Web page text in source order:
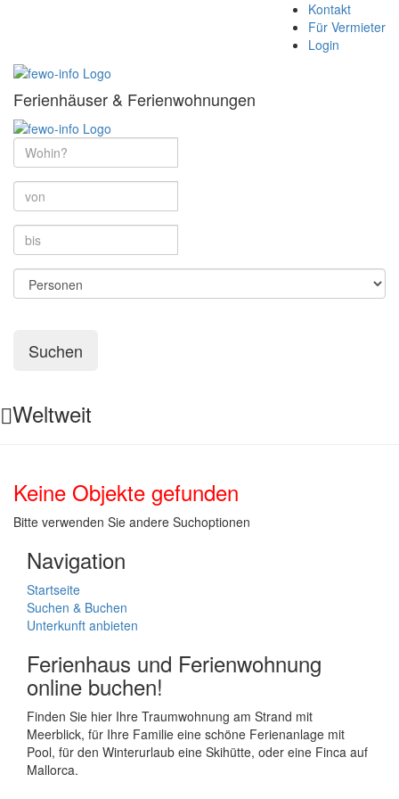
Kontakt
Für Vermieter
Login
Ferienhäuser & Ferienwohnungen
Suchen
Weltweit
Keine Objekte gefunden
Bitte verwenden Sie andere Suchoptionen
Navigation
Startseite
Suchen & Buchen
Unterkunft anbieten
Ferienhaus und Ferienwohnung
online buchen!
Finden Sie hier Ihre Traumwohnung am Strand mit
Meerblick, für Ihre Familie eine schöne Ferienanlage mit
Pool, für den Winterurlaub eine Skihütte, oder eine Finca auf
Mallorca.